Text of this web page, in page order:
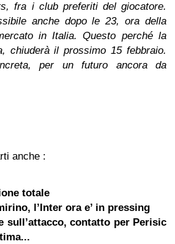
fra i club preferiti del giocatore.
anche dopo le 23, ora della
in Italia. Questo perché la
chiuderà il prossimo 15 febbraio.
per un futuro ancora da
anche :
totale
l’Inter ora e’ in pressing
sull’attacco, contatto per Perisic